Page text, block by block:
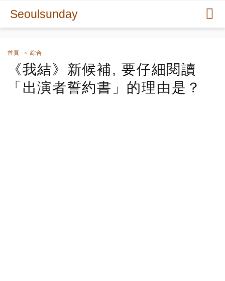
Seoulsunday
首頁 綜合
《我結》新候補, 要仔細閱讀
「出演者誓約書」的理由是？